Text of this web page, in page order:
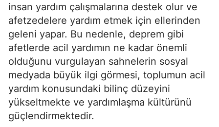
insan yardım çalışmalarına destek olur ve
afetzedelere yardım etmek için ellerinden
geleni yapar. Bu nedenle, deprem gibi
afetlerde acil yardımın ne kadar önemli
olduğunu vurgulayan sahnelerin sosyal
medyada büyük ilgi görmesi, toplumun acil
yardım konusundaki bilinç düzeyini
yükseltmekte ve yardımlaşma kültürünü
güçlendirmektedir.